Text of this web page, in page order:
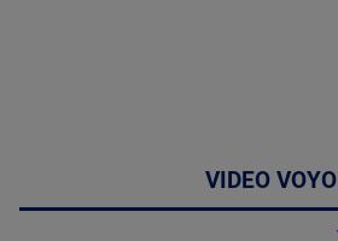
VIDEO VOYO